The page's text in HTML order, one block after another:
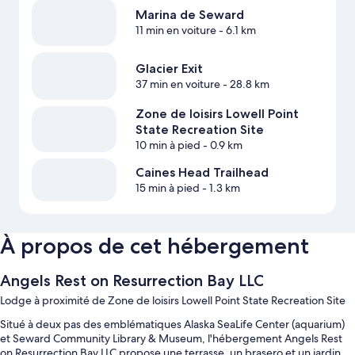
Marina de Seward
11 min en voiture- 6.1 km
Glacier Exit
37 min en voiture- 28.8 km
Zone de loisirs Lowell Point
State Recreation Site
10 min à pied - 0.9 km
Caines Head Trailhead
15 min à pied - 1.3 km
À propos de cet hébergement
Angels Rest on Resurrection Bay LLC
Lodge à proximité de Zone de loisirs Lowell Point State Recreation Site
Situé à deux pas des emblématiques Alaska SeaLife Center (aquarium)
et Seward Community Library & Museum, l'hébergement Angels Rest